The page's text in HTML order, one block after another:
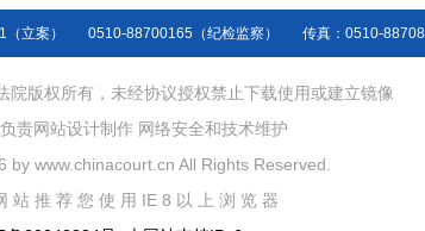
立案） 0510-88700165（纪检监察） 传真：0510-
院版权所有，未经协议授权禁止下载使用或建立镜像
责网站设计制作 网络安全和技术维护
by www.chinacourt.cn All Rights Reserved.
站 推 荐 您 使 用 IE 8 以 上 浏 览 器